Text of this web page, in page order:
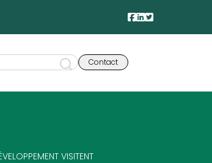
Contact
VISITENT